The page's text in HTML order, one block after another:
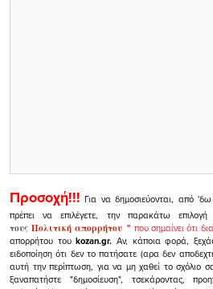
Προσοχή!!! Για να δημοσιεύονται, από
πρέπει να επιλέγετε, την παρακάτω επιλογή
τουςΠολιτική απορρήτου" που σημαίνει ότι
απορρήτου τουkozan.gr. Αν, κάποια φορά,
ειδοποίηση ότι δεν το πατήσατε (αρα δεν
αυτή την περίπτωση, για να μη χαθεί το σχόλιο
ξαναπατήστε "δημοσίευση", τσεκάροντας,